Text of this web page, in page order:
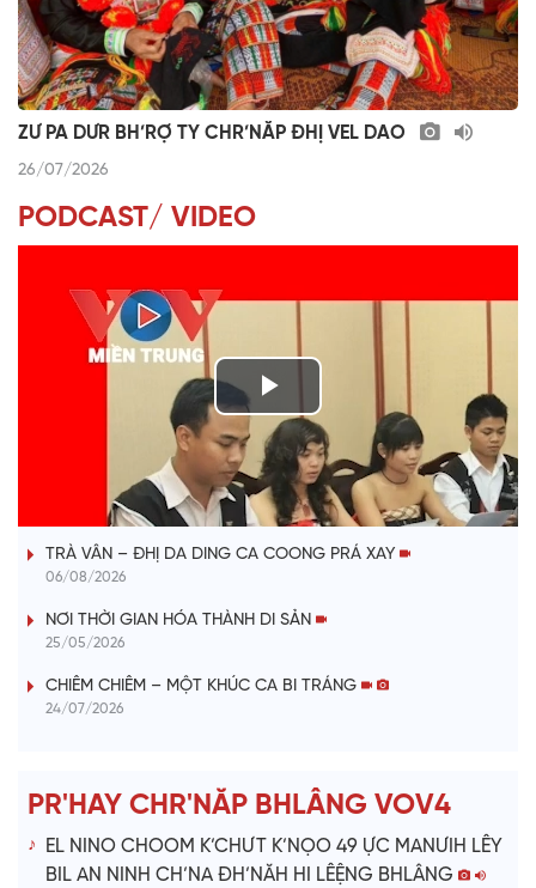
ZƯ PA DƯR BH’RỢ TY CHR’NĂP ĐHỊ VEL DAO
26/07/2026
PODCAST/ VIDEO
P
l
a
V
i
e
o
VÀI PHÚT DÀNH CHO QUẢNG BÁ
TRÀ VÂN – ĐHỊ DA DING CA COONG PRÁ XAY
06/08/2026
NƠI THỜI GIAN HÓA THÀNH DI SẢN
25/05/2026
CHIÊM CHIÊM – MỘT KHÚC CA BI TRÁNG
24/07/2026
PR'HAY CHR'NĂP BHLÂNG VOV4
EL NINO CHOOM K’CHƯT K’NỌO 49 ỰC MANƯIH LÊY
BIL AN NINH CH’NA ĐH’NĂH HI LÊỆNG BHLÂNG